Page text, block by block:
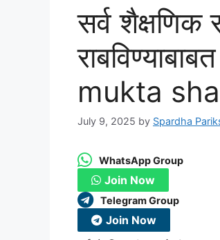
सर्व शैक्षणिक
mukta
July 9, 2025 by Spardha
WhatsApp Group
Join Now
Telegram Group
Join Now